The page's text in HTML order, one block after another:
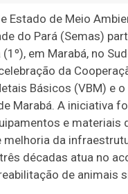
Estado de Meio
do Pará (Semas)
em Marabá, no
da
Básicos (VBM) e o
Marabá. A iniciativa
e materiais
melhoria da
décadas atua no
de animais